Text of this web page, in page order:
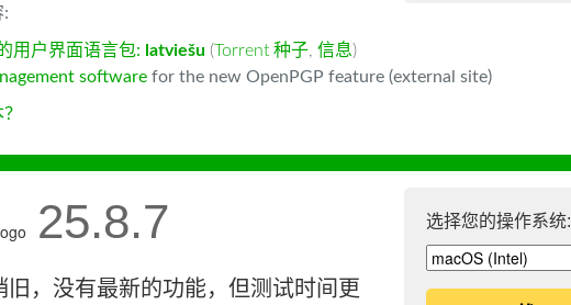
:
用户界面语言包: latviešu (Torrent 种子, 信息)
software for the new OpenPGP feature (external site)
选择您的操作系统:
25.8.7
旧，没有最新的功能，但测试时间更